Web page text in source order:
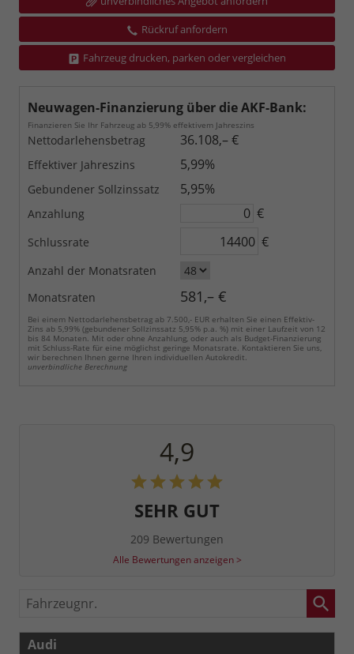
Rückruf anfordern
Fahrzeug drucken, parken oder vergleichen
Neuwagen-Finanzierung über die AKF-Bank:
Finanzieren Sie Ihr Fahrzeug ab 5,99% effektivem Jahreszins
Nettodarlehensbetrag 36.108,– €
Effektiver Jahreszins 5,99%
Gebundener Sollzinssatz 5,95%
Anzahlung €
Schlussrate €
Anzahl der Monatsraten
Monatsraten
581,– €
Bei einem Nettodarlehensbetrag ab 7.500,- EUR erhalten Sie einen Effektiv-
Zins ab 5,99% (gebundener Sollzinssatz 5,95% p.a. %) mit einer Laufzeit von 12
bis 84 Monaten. Mit oder ohne Anzahlung, oder auch als Budget-Finanzierung
mit Schluss-Rate für eine möglichst geringe Monatsrate. Kontaktieren Sie uns,
wir berechnen Ihnen gerne Ihren individuellen Autokredit.
unverbindliche Berechnung
4,9
SEHR GUT
209 Bewertungen
Alle Bewertungen anzeigen >
Fahrzeugnr.
Audi